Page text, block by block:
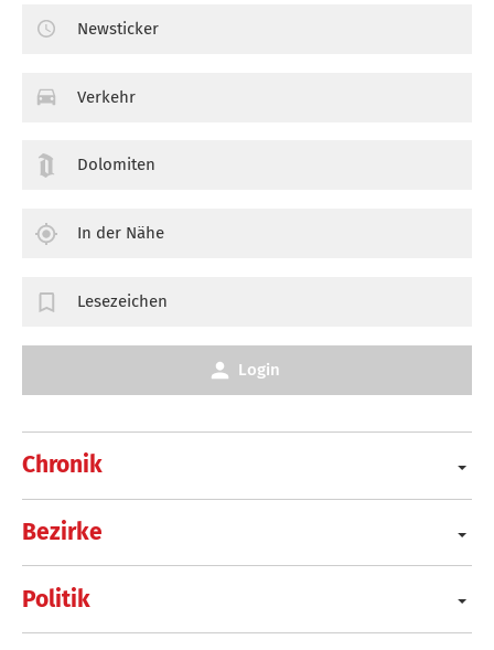
Chronik
Bezirke
Politik
Newsticker
Verkehr
Dolomiten
In der Nähe
Lesezeichen
Login